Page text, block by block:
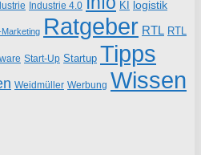
Industrie 4.0 KI logistik
Ratgeber RTL RTL
Start-Up Startup Tipps
Weidmüller Werbung Wissen